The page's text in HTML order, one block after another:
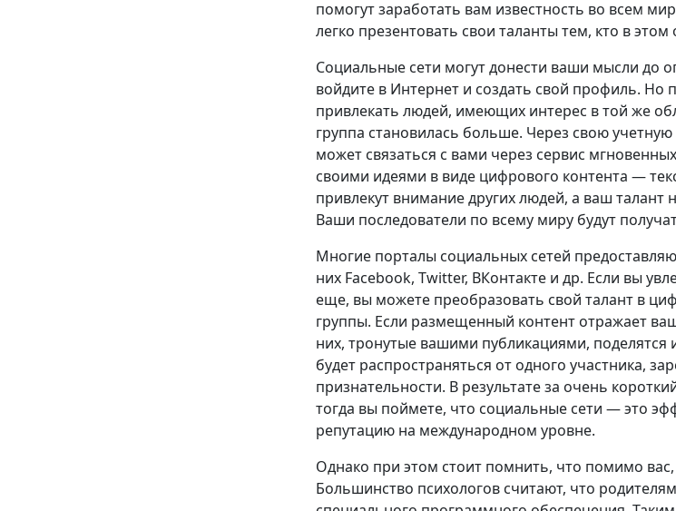
помогут заработать вам известность во всем
легко презентовать свои таланты тем, кто в
Социальные сети могут донести ваши мысли до
войдите в Интернет и создать свой профиль.
привлекать людей, имеющих интерес в той же
группа становилась больше. Через свою
может связаться с вами через сервис
своими идеями в виде цифрового контента —
привлекут внимание других людей, а ваш
Ваши последователи по всему миру будут
Многие порталы социальных сетей
них Facebook, Twitter, ВКонтакте и др. Если вы
еще, вы можете преобразовать свой талант в
группы. Если размещенный контент отражает
них, тронутые вашими публикациями,
будет распространяться от одного участника,
признательности. В результате за очень
тогда вы поймете, что социальные сети — это
репутацию на международном уровне.
Однако при этом стоит помнить, что помимо
Большинство психологов считают, что